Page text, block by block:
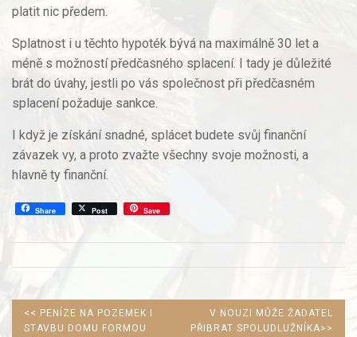
platit nic předem.
Splatnost i u těchto hypoték bývá na maximálně 30 let a
méně s možností předčasného splacení. I tady je důležité
brát do úvahy, jestli po vás společnost při předčasném
splacení požaduje sankce.
I když je získání snadné, splácet budete svůj finanční
závazek vy, a proto zvažte všechny svoje možnosti, a
hlavně ty finanční.
Share Post Save
<< PREVIOUS
POST:
PENÍZE NA POZEMEK I
STAVBU DOMU FORMOU
NEXT
POST:
V NOUZI MŮŽE ŽADATEL
PŘIBRAT SPOLUDLUŽNÍKA>>